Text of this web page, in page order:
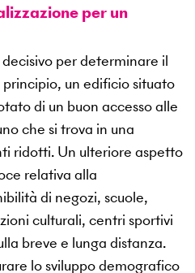
per un
per determinare il
un edificio situato
di un buon accesso alle
che si trova in una
ridotti. Un ulteriore aspetto
relativa alla
di negozi, scuole,
culturali, centri sportivi
breve e lunga distanza.
lo sviluppo demografico